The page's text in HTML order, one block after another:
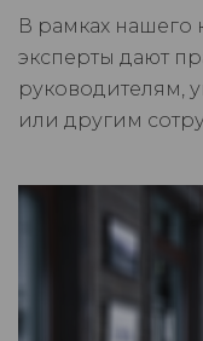
В рамках нашего
эксперты дают
руководителям,
или другим